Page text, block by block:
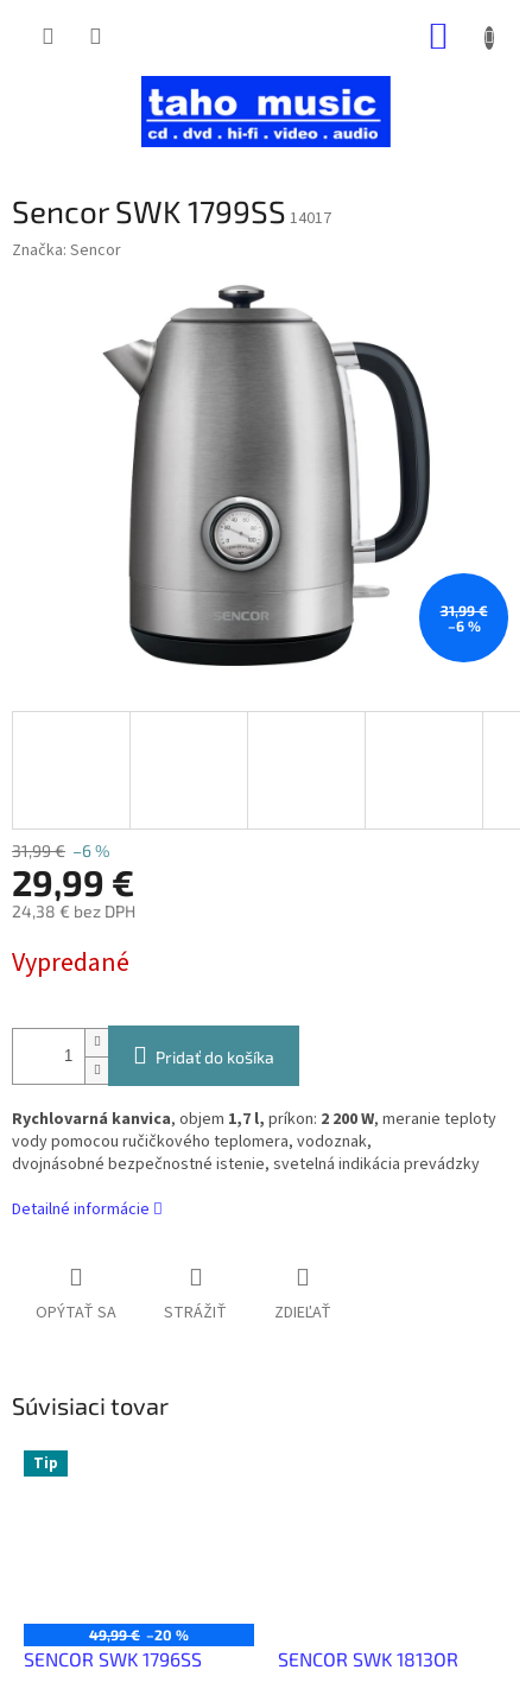
Sencor SWK 1799SS 14017
Značka: Sencor
31,99 €
–6 %
31,99 € –6 %
29,99 €
24,38 € bez DPH
cena:
Vypredané
Pridať do košíka
Rychlovarná kanvica, objem 1,7 l, príkon: 2 200 W, meranie teploty
vody pomocou ručičkového teplomera, vodoznak,
dvojnásobné bezpečnostné istenie, svetelná indikácia prevádzky
Detailné informácie
OPÝTAŤ SA STRÁŽIŤ ZDIEĽAŤ
Súvisiaci tovar
Tip
49,99 € –20 %
SENCOR SWK 1796SS SENCOR SWK 1813OR